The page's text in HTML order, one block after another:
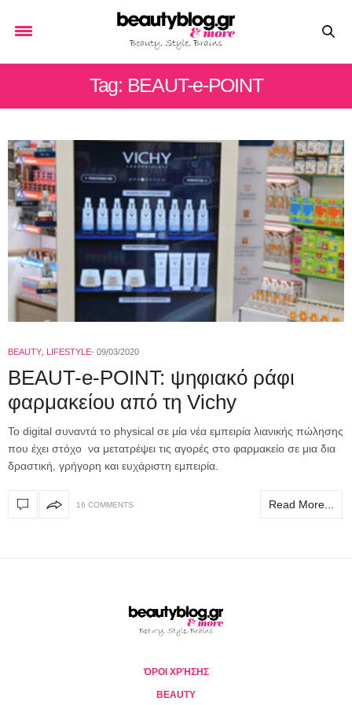
Tag: BEAUT-e-POINT
BEAUTY LIFESTYLE 09/03/2020
BEAUT-e-POINT: ψηφιακό ράφι
φαρμακείου από τη Vichy
Το digital συναντά το physical σε μία νέα εμπειρία λιανικής πώλησης
που έχει στόχο να μετατρέψει τις αγορές στο φαρμακείο σε μια δια
δραστική, γρήγορη και ευχάριστη εμπειρία.
16 COMMENTS Read More...
ΌΡΟΙ ΧΡΉΣΗΣ
BEAUTY